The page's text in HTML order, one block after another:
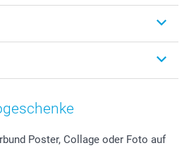
& Poster
Poster, Collage oder Foto auf